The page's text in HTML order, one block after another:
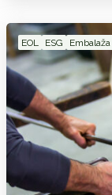
EOL ESG Embalaža